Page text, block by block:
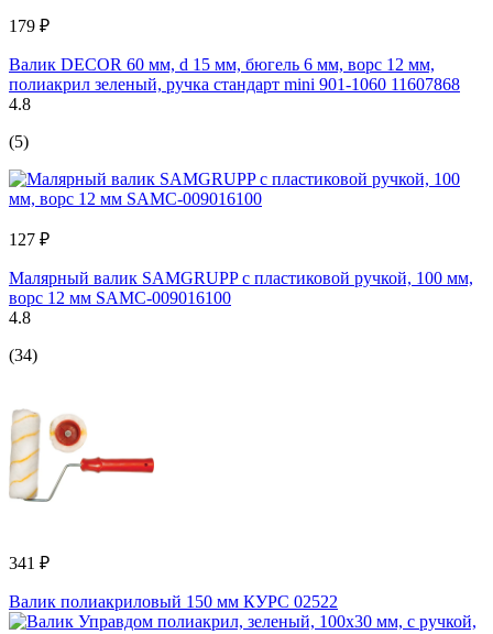
179 ₽
Валик DECOR 60 мм, d 15 мм, бюгель 6 мм, ворс 12 мм,
полиакрил зеленый, ручка стандарт mini 901-1060 11607868
4.8
(5)
127 ₽
Малярный валик SAMGRUPP с пластиковой ручкой, 100 мм,
ворс 12 мм SAMC-009016100
4.8
(34)
341 ₽
Валик полиакриловый 150 мм КУРС 02522